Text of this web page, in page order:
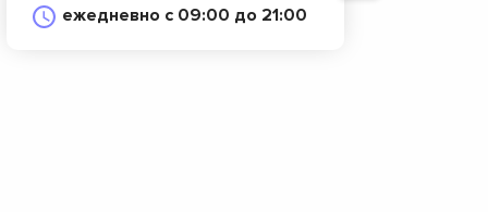
ежедневно с 09:00 до 21:00